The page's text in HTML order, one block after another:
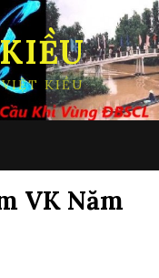
VIỆT KIỀU
VK Năm